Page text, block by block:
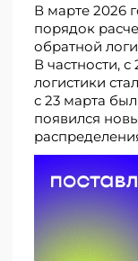
В марте 2026
порядок
обратной
В частности,
логистики
с 23 марта
появился